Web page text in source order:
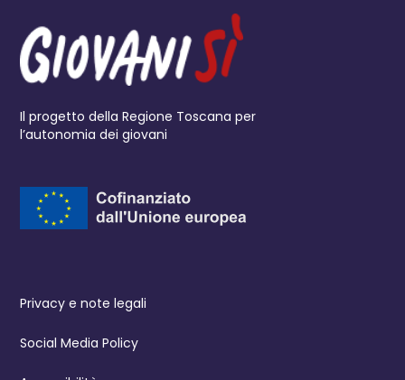
Il progetto della Regione Toscana per
l’autonomia dei giovani
Privacy e note legali
Social Media Policy